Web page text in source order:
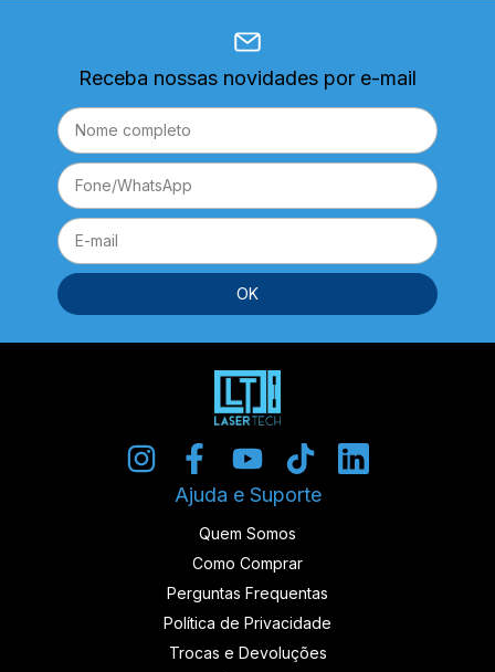
Receba nossas novidades por e-mail
Ajuda e Suporte
Quem Somos
Como Comprar
Perguntas Frequentas
Política de Privacidade
Trocas e Devoluções